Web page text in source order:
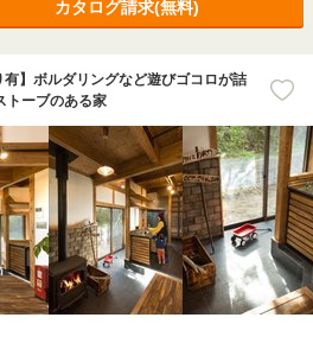
カタログ請求(無料)
有】ボルダリングなど遊びゴコロが詰
トーブのある家